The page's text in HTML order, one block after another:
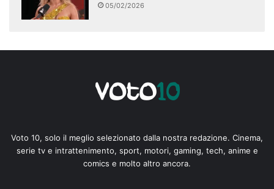
05/02/2026
Voto 10, solo il meglio selezionato dalla nostra redazione. Cinema,
serie tv e intrattenimento, sport, motori, gaming, tech, anime e
comics e molto altro ancora.